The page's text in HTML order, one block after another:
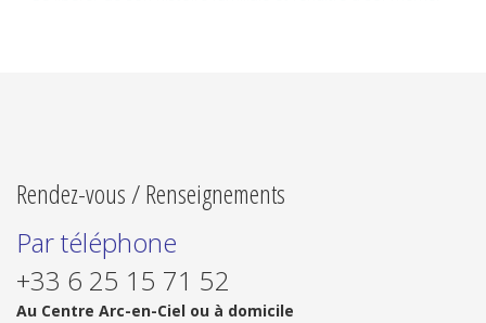
Rendez-vous / Renseignements
Par téléphone
+33 6 25 15 71 52
Au Centre Arc-en-Ciel ou à domicile